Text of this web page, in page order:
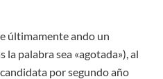
últimamente ando un
palabra sea «agotada»), al
por segundo año